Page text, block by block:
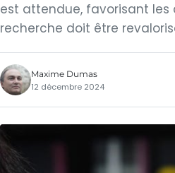
est attendue, favorisant les
recherche doit être
Maxime Dumas
12 décembre 2024